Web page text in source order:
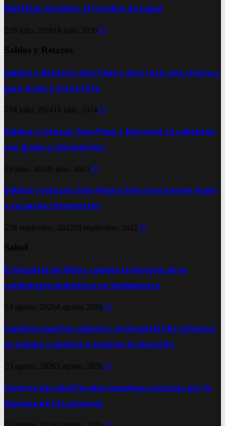
Matthias Sindelar, el hombre de papel
19 julio, 2026 18 julio, 2026 0
Saldos y Retazos
Saldos y Retazos: Don Pepe y Don José, una charla a
puro mate y torta frita
18 julio, 2024 18 julio, 2024 0
Saldos y retazos: Don Pepe y Don José se calientan
con grapa y chismecitos
9 julio, 20239 julio, 2023 0
Saldos y retazos: Don Pepe y Don José toman mate
y se pasan chismecitos
28 septiembre, 2022 28 septiembre, 2022 0
Salud
El Hospital de Niños cambió la historia de la
cardiología pediátrica en Sudamérica
4 agosto, 20264 agosto, 2026 0
Cambios puertas adentro: el Hospital Illia refuerza
su equipo y apunta a mejorar la atención
3 agosto, 2026 3 agosto, 2026 0
Centros de salud locales impulsan acciones por la
Semana de la Lactancia